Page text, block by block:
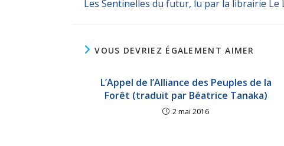
Les Sentinelles du futur, lu par la librairie Le
VOUS DEVRIEZ ÉGALEMENT AIMER
L’Appel de l’Alliance des Peuples de la
Forêt (traduit par Béatrice Tanaka)
2 mai 2016